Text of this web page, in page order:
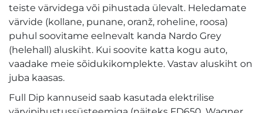
teiste värvidega või pihustada ülevalt. Heledamate
värvide (kollane, punane, oranž, roheline, roosa)
puhul soovitame eelnevalt kanda Nardo Grey
(helehall) aluskiht. Kui soovite katta kogu auto,
vaadake meie sõidukikomplekte. Vastav aluskiht on
juba kaasas.
Full Dip kannuseid saab kasutada elektrilise